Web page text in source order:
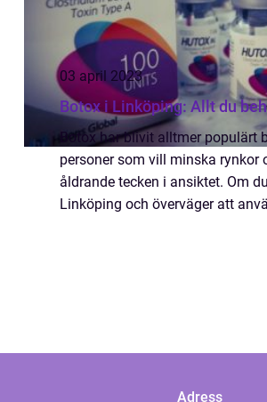
03 april 2023
Botox i Linköping: Allt du
Botox har blivit alltmer populärt
personer som vill minska rynkor
åldrande tecken i ansiktet. Om
Linköping och överväger att
Adress